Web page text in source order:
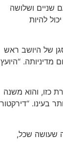
שניים ושלושה
להיות
של היושב ראש
“היועץ
כזו, והוא משנה
בעינו. “דירקטור
שעושה שכל,